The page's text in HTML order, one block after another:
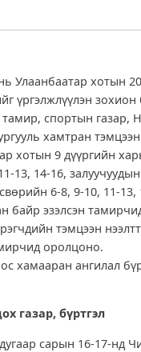
Улаанбаатар хотын
үргэлжлүүлэн
спортын газар,
хамтран
хотын 9 дүүргийн
13, 14-16,
6-8, 9-10, 11-
байр эзэлсэн
тэмцээн
оролцоно.
хамааран ангилал
газар, бүртгэл
сарын 16-17-нд